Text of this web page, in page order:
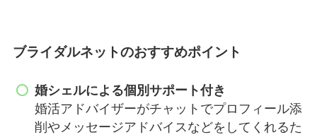
ブライダルネットのおすすめポイント
婚シェルによる個別サポート付き
婚活アドバイザーがチャットでプロフィール添
削やメッセージアドバイスなどをしてくれるた